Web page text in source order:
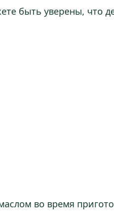
быть уверены, что
во время